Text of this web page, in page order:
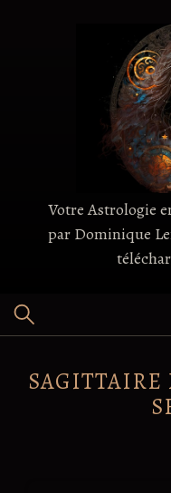
Votre Astrologie
par Dominique
SAGITTAIRE